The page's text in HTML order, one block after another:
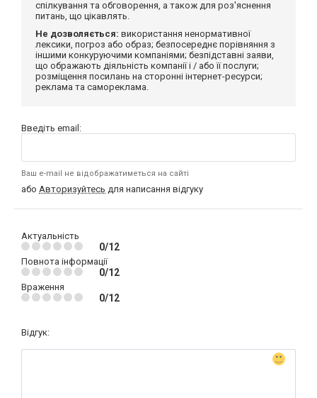
спілкування та обговорення, а також для роз'яснення
питань, що цікавлять.
Не дозволяється: використання ненормативної
лексики, погроз або образ; безпосереднє порівняння з
іншими конкуруючими компаніями; безпідставні заяви,
що ображають діяльність компанії і / або її послуги;
розміщення посилань на сторонні інтернет-ресурси;
реклама та самореклама.
Введіть email:
Ваш e-mail не відображатиметься на сайті
або Авторизуйтесь для написання відгуку
Актуальність
0/12
Повнота інформації
0/12
Враження
0/12
Відгук: